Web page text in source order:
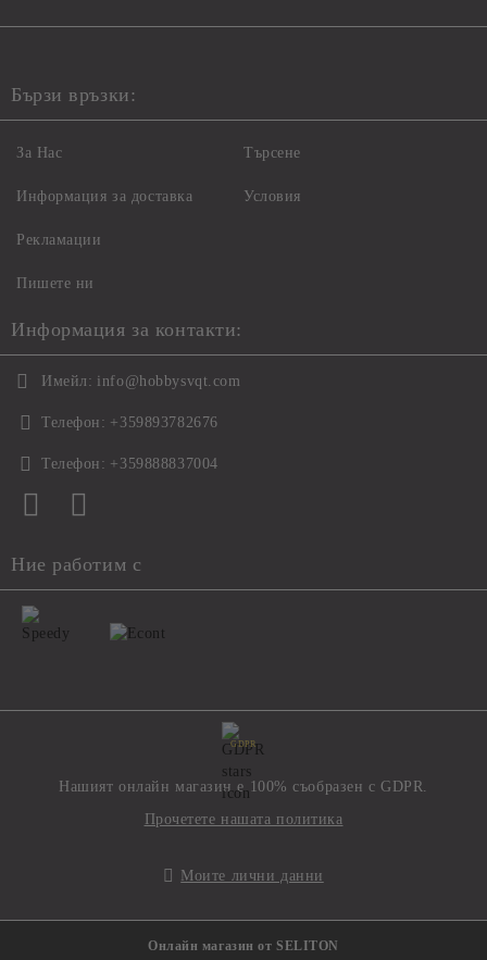
Бързи връзки:
За Нас
Информация за доставка
Рекламации
Пишете ни
Търсене
Условия
Информация за контакти:
Имейл: info@hobbysvqt.com
Телефон: +359893782676
Телефон: +359888837004
Ние работим с
GDPR
Нашият онлайн магазин е 100% съобразен с GDPR.
Прочетете нашата политика
Моите лични данни
Онлайн магазин от SELITON